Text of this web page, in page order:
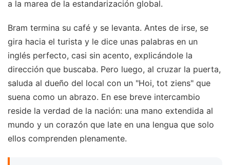
a la marea de la estandarización global.
Bram termina su café y se levanta. Antes de irse, se
gira hacia el turista y le dice unas palabras en un
inglés perfecto, casi sin acento, explicándole la
dirección que buscaba. Pero luego, al cruzar la puerta,
saluda al dueño del local con un "Hoi, tot ziens" que
suena como un abrazo. En ese breve intercambio
reside la verdad de la nación: una mano extendida al
mundo y un corazón que late en una lengua que solo
ellos comprenden plenamente.